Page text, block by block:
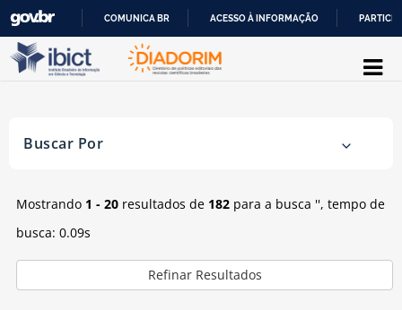
IR
COMUNICA BR ACESSO À INFORMAÇÃO
Mostrando1 - 20 resultados de182para a busca '
Pular para o conteúdo
Buscar Por
Mostrando 1 - 20 resultados de 182 para a busca '', tempo de
busca: 0.09s
Refinar Resultados